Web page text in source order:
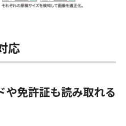
応
や免許証も読み取れる